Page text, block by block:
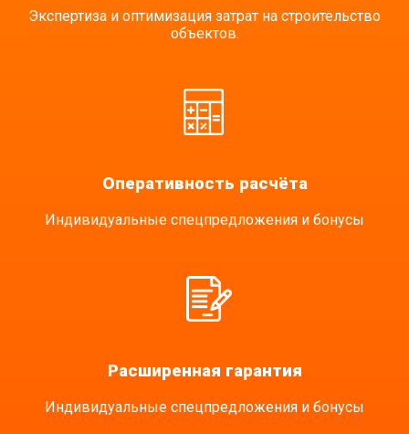
Экспертиза и оптимизация затрат на строительство
объектов.
Оперативность расчёта
Индивидуальные спецпредложения и бонусы
Расширенная гарантия
Индивидуальные спецпредложения и бонусы